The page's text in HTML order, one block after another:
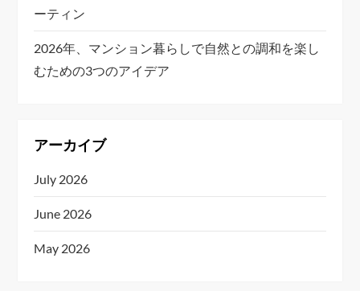
ーティン
2026年、マンション暮らしで自然との調和を楽し
むための3つのアイデア
アーカイブ
July 2026
June 2026
May 2026